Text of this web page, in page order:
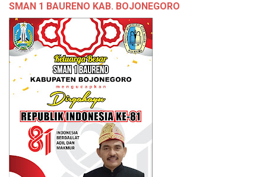
SMAN 1 BAURENO KAB. BOJONEGORO